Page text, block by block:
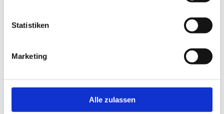
Statistiken
Marketing
Alle zulassen
Datenschutzerklärung einverstanden. *